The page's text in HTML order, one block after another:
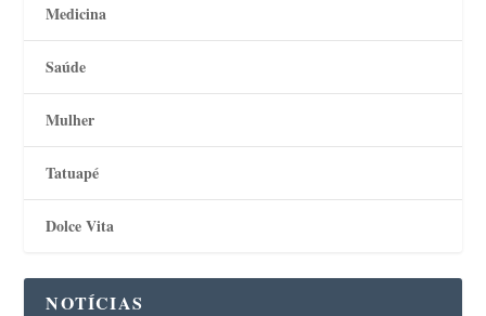
Medicina
Saúde
Mulher
Tatuapé
Dolce Vita
NOTÍCIAS